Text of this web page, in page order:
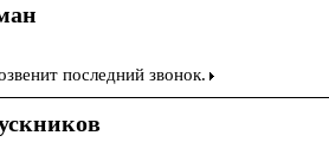
последний звонок.